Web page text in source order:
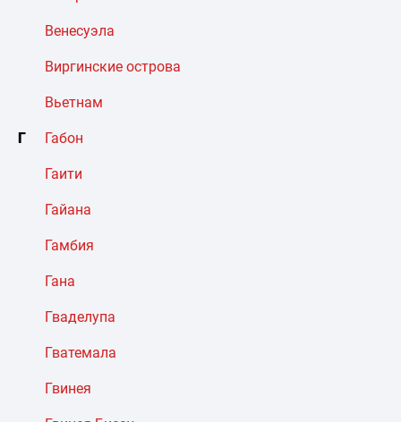
Венесуэла
Виргинские острова
Вьетнам
Г Габон
Гаити
Гайана
Гамбия
Гана
Гваделупа
Гватемала
Гвинея